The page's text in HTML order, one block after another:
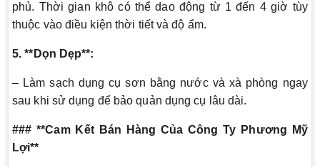
phủ. Thời gian khô có thể dao động từ 1 đến 4 giờ tùy
thuộc vào điều kiện thời tiết và độ ẩm.
5. **Dọn Dẹp**:
– Làm sạch dụng cụ sơn bằng nước và xà phòng ngay
sau khi sử dụng để bảo quản dụng cụ lâu dài.
### **Cam Kết Bán Hàng Của Công Ty Phương Mỹ
Lợi**